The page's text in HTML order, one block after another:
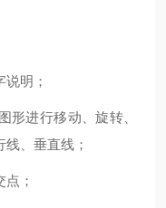
明；
形进行移动、旋转、
、垂直线；
；